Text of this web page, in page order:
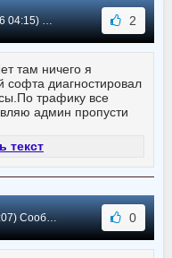
#744 2
там ничего я
софта диагностировал
трафику все
админ пропусти
текст
#743 0